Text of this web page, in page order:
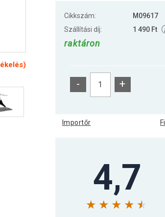
Jógamatrac
Jógamatrac
Jógamatrac
Jógamatrac
Cikkszám:
M09617
Szállítási díj:
1 490 Ft
raktáron
- +
Importőr
4,7